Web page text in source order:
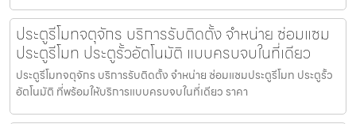
ประตูรีโมทจตุจักร บริการรับติดตั้ง จำหน่าย ซ่อมแซม
ประตูรีโมท ประตูรั้วอัตโนมัติ แบบครบจบในที่เดียว
ประตูรีโมทจตุจักร บริการรับติดตั้ง จำหน่าย ซ่อมแซมประตูรีโมท ประตูรั้ว
อัตโนมัติ ที่พร้อมให้บริการแบบครบจบในที่เดียว ราคา